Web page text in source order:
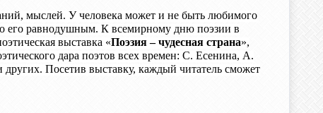
мыслей. У человека может и не быть любимого
его равнодушным. К всемирному дню поэзии в
выставка «Поэзия – чудесная страна»,
дара поэтов всех времен: С. Есенина, А.
Посетив выставку, каждый читатель сможет